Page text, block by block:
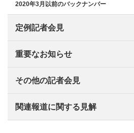
2020年3月以前のバックナンバー
定例記者会見
重要なお知らせ
その他の記者会見
関連報道に関する見解